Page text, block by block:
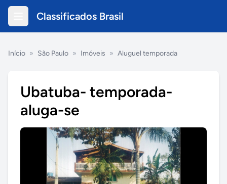
Classificados Brasil
Início » São Paulo » Imóveis » Aluguel temporada
Ubatuba- temporada-
aluga-se